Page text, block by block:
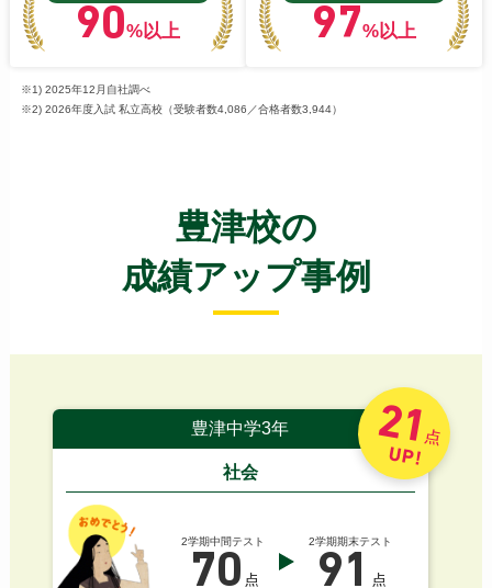
90%以上 97%以上
※1) 2025年12月自社調べ
※2) 2026年度入試 私立高校（受験者数4,086／合格者数3,944）
豊津校の
成績アップ事例
豊津中学3年
社会
2学期中間テスト
70 点
2学期期末テスト
91 点
21点
UP!